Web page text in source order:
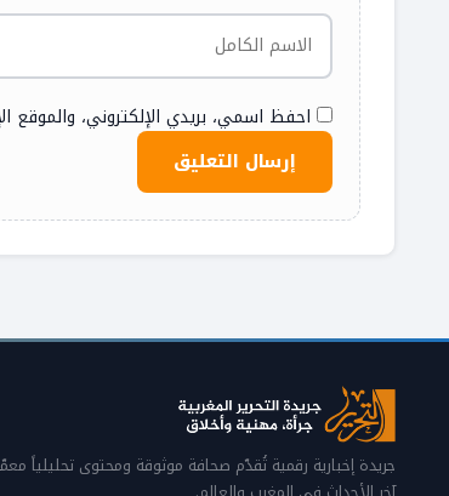
احفظ اسمي، بريدي الإلكتروني،
جريدة إخبارية رقمية تُقدّم صحافة موثوقة ومحتوى تحليلياً